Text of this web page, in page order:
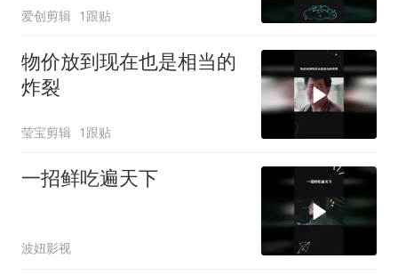
爱创剪辑 1跟贴
物价放到现在也是相当的
炸裂
莹宝剪辑 1跟贴
一招鲜吃遍天下
波妞影视